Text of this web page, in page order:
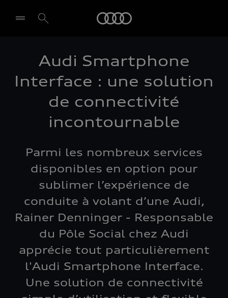
Audi Smartphone
Interface : une solution
de connectivité
incontournable
Parmi les nombreux services
disponibles en option pour
sublimer l’expérience de
conduite à volant d’une Audi,
Rainer Denninger - Responsable
du Pôle Social chez Audi
apprécie tout particulièrement
l'Audi Smartphone Interface.
Une solution de connectivité